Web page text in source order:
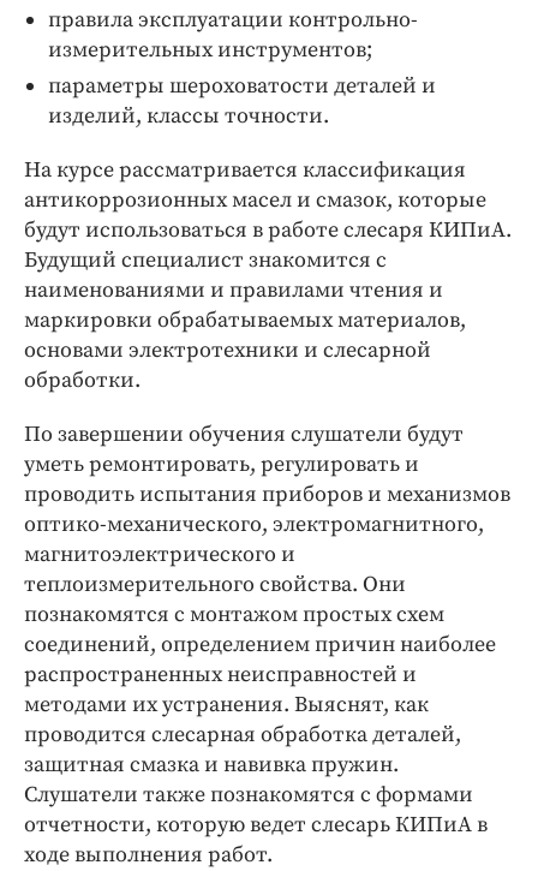
правила эксплуатации контрольно-
измерительных инструментов;
параметры шероховатости деталей и
изделий, классы точности.
На курсе рассматривается классификация
антикоррозионных масел и смазок, которые
будут использоваться в работе слесаря КИПиА.
Будущий специалист знакомится с
наименованиями и правилами чтения и
маркировки обрабатываемых материалов,
основами электротехники и слесарной
обработки.
По завершении обучения слушатели будут
уметь ремонтировать, регулировать и
проводить испытания приборов и механизмов
оптико-механического, электромагнитного,
магнитоэлектрического и
теплоизмерительного свойства. Они
познакомятся с монтажом простых схем
соединений, определением причин наиболее
распространенных неисправностей и
методами их устранения. Выяснят, как
проводится слесарная обработка деталей,
защитная смазка и навивка пружин.
Слушатели также познакомятся с формами
отчетности, которую ведет слесарь КИПиА в
ходе выполнения работ.